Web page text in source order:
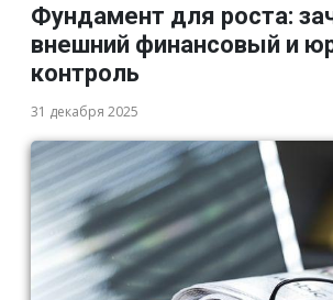
Фундамент для роста:
внешний финансовый и
контроль
31 декабря 2025